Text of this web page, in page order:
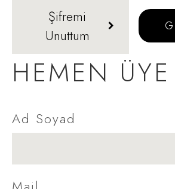
Şifremi
Unuttum
HEMEN
Ad Soyad